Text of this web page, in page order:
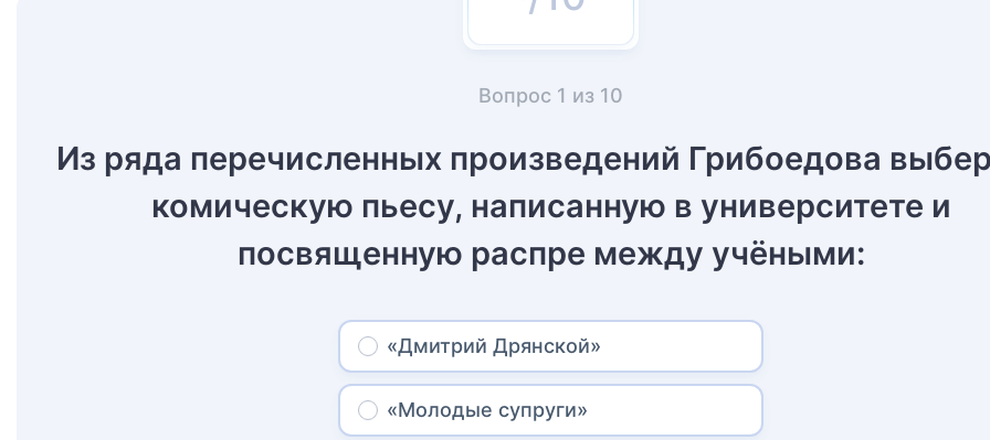
Вопрос 1 из 10
Из ряда перечисленных произведений Грибоедова
комическую пьесу, написанную в университете и
посвященную распре между учёными:
«Дмитрий Дрянской»
«Молодые супруги»